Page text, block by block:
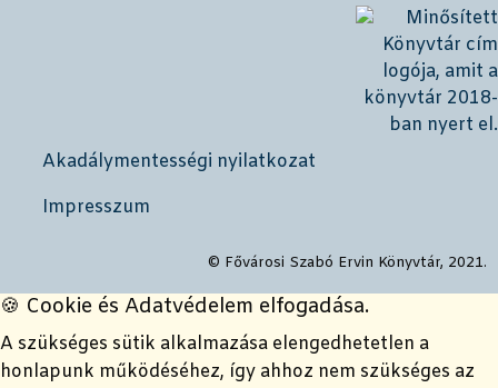
Akadálymentességi nyilatkozat
Impresszum
© Fővárosi Szabó Ervin Könyvtár, 2021.
🍪 Cookie és Adatvédelem elfogadása.
A szükséges sütik alkalmazása elengedhetetlen a
honlapunk működéséhez, így ahhoz nem szükséges az